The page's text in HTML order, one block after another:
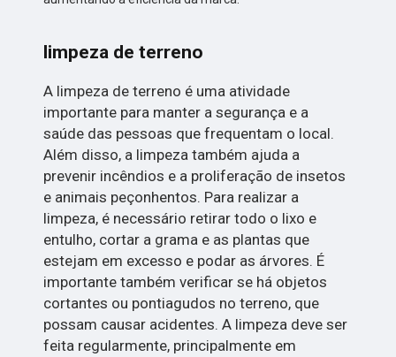
limpeza de terreno
A limpeza de terreno é uma atividade
importante para manter a segurança e a
saúde das pessoas que frequentam o local.
Além disso, a limpeza também ajuda a
prevenir incêndios e a proliferação de insetos
e animais peçonhentos. Para realizar a
limpeza, é necessário retirar todo o lixo e
entulho, cortar a grama e as plantas que
estejam em excesso e podar as árvores. É
importante também verificar se há objetos
cortantes ou pontiagudos no terreno, que
possam causar acidentes. A limpeza deve ser
feita regularmente, principalmente em